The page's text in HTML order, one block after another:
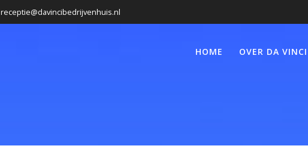
receptie@davincibedrijvenhuis.nl
HOME OVER DA VINCI